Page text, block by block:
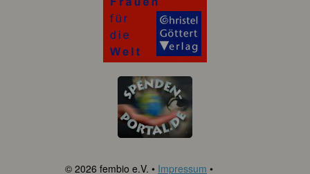
© 2026 fembio e.V. • Impressum •